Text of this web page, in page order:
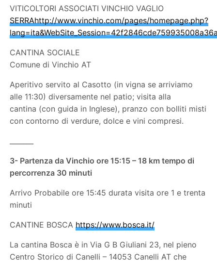
VITICOLTORI ASSOCIATI VINCHIO VAGLIO
SERRAhttp://www.vinchio.com/pages/homepage.php?
CANTINA SOCIALE
Comune di Vinchio AT
Aperitivo servito al Casotto (in vigna se arriviamo
alle 11:30) diversamente nel patio; visita alla
cantina (con guida in Inglese), pranzo con bolliti misti
con contorno di verdure, dolce e vini compresi.
3- Partenza da Vinchio ore 15:15 – 18 km tempo di
percorrenza 30 minuti
Arrivo Probabile ore 15:45 durata visita ore 1 e trenta
minuti
CANTINE BOSCA https://www.bosca.it/
La cantina Bosca è in Via G B Giuliani 23, nel pieno
Centro Storico di Canelli – 14053 Canelli AT che